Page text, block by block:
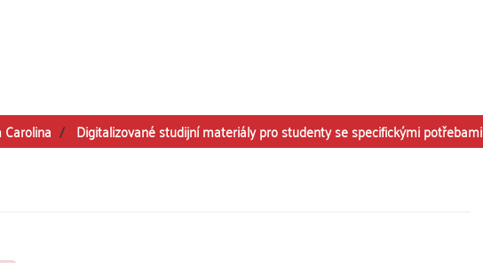
Digitalizované studijní materiály pro studenty se specifickými potřebami